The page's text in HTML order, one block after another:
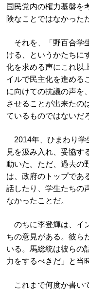
国民党内の権力基盤を
険なことではなかった
それを、「野百合学
ける、というかたちに
化を求める声にこれ以
イルで民主化を進める
に向けての抗議の声を
させることが出来たの
ているものではないだ
2014年、ひまわり学
見を汲み入れ、妥協す
動いた。ただ、過去の
は、政府のトップであ
話したり、学生たちの
なかったことだ。
のちに李登輝は、イ
ちの意見がある。彼ら
いる。馬総統は彼らの
力をするべきだ」と当
これまで何度か書い